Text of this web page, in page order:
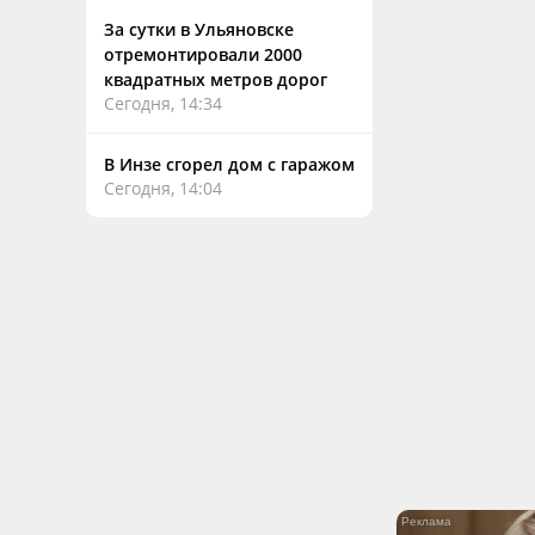
За сутки в Ульяновске
отремонтировали 2000
квадратных метров дорог
Сегодня, 14:34
В Инзе сгорел дом с гаражом
Сегодня, 14:04